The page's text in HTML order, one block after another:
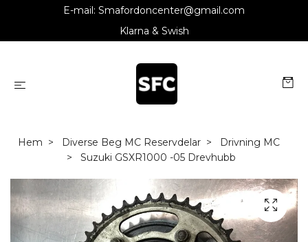
E-mail: Smafordoncenter@gmail.com
Klarna & Swish
Hem Diverse Beg MC Reservdelar
Drivning MC
Suzuki GSXR1000 -05 Drevhubb